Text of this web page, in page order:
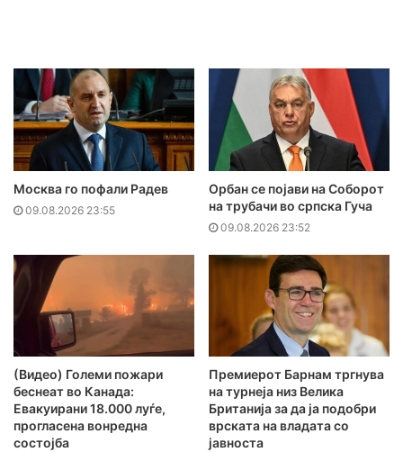
Москва го пофали Радев
09.08.2026 23:55
Орбан се појави на Соборот
на трубачи во српска Гуча
09.08.2026 23:52
(Видео) Големи пожари
беснеат во Канада:
Евакуирани 18.000 луѓе,
прогласена вонредна
состојба
Премиерот Барнам тргнува
на турнеја низ Велика
Британија за да ја подобри
врската на владата со
јавноста